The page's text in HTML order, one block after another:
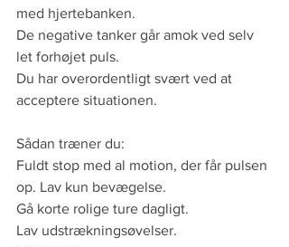
med hjertebanken.
De negative tanker går amok ved selv
let forhøjet puls.
Du har overordentligt svært ved at
acceptere situationen.
Sådan træner du:
Fuldt stop med al motion, der får pulsen
op. Lav kun bevægelse.
Gå korte rolige ture dagligt.
Lav udstrækningsøvelser.